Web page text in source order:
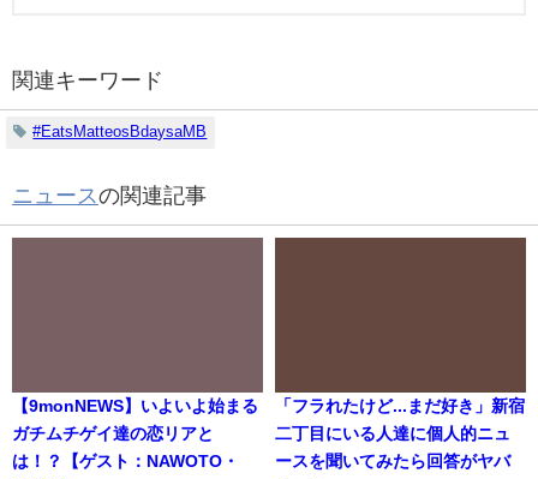
関連キーワード
#EatsMatteosBdaysaMB
ニュースの関連記事
【9monNEWS】いよいよ始まる
ガチムチゲイ達の恋リアと
は！？【ゲスト：NAWOTO・
「フラれたけど...まだ好き」新宿
二丁目にいる人達に個人的ニュ
ースを聞いてみたら回答がヤバ